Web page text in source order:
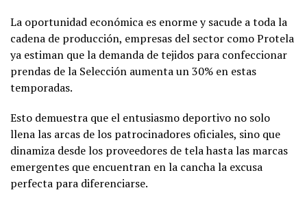
La oportunidad económica es enorme y sacude a toda la
cadena de producción, empresas del sector como Protela
ya estiman que la demanda de tejidos para confeccionar
prendas de la Selección aumenta un 30% en estas
temporadas.
Esto demuestra que el entusiasmo deportivo no solo
llena las arcas de los patrocinadores oficiales, sino que
dinamiza desde los proveedores de tela hasta las marcas
emergentes que encuentran en la cancha la excusa
perfecta para diferenciarse.